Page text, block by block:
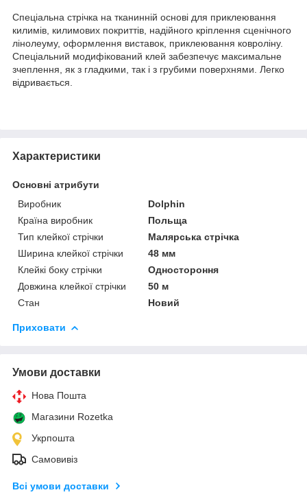
Спеціальна стрічка на тканинній основі для приклеювання
килимів, килимових покриттів, надійного кріплення сценічного
лінолеуму, оформлення виставок, приклеювання ковроліну.
Спеціальний модифікований клей забезпечує максимальне
зчеплення, як з гладкими, так і з грубими поверхнями. Легко
відривається.
Характеристики
Основні атрибути
Виробник
Dolphin
Країна виробник
Польща
Тип клейкої стрічки
Малярська стрічка
Ширина клейкої стрічки
48 мм
Клейкі боку стрічки
Одностороння
Довжина клейкої стрічки
50 м
Стан
Новий
Приховати
Умови доставки
Нова Пошта
Магазини Rozetka
Укрпошта
Самовивіз
Всі умови доставки